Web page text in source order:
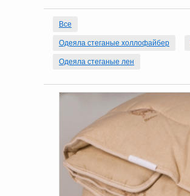
Все
Одеяла стеганые холлофайбер
Одеяла стеганые лен